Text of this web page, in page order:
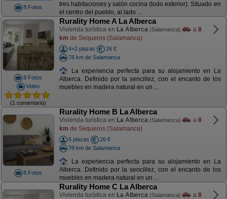
8 Fotos
tres habitaciones y salón cocina (todo exterior). Situado en
el centro del pueblo, al lado ...
8 Fotos
Video
(1 comentario)
Rurality Home A La Alberca
Vivienda turística en La Alberca (Salamanca) a 8
km de Sequeros (Salamanca)
4+2 plazas
26 €
76 km de Salamanca
La experiencia perfecta para su alojamiento en La
Alberca. Definido por la sencillez, con el encanto de los
muebles en madera natural en un ...
8 Fotos
Rurality Home B La Alberca
Vivienda turística en La Alberca (Salamanca) a 8
km de Sequeros (Salamanca)
6 plazas
26 €
78 km de Salamanca
La experiencia perfecta para su alojamiento en La
Alberca. Definido por la sencillez, con el encanto de los
muebles en madera natural en un ...
Rurality Home C La Alberca
Vivienda turística en La Alberca (Salamanca) a 8